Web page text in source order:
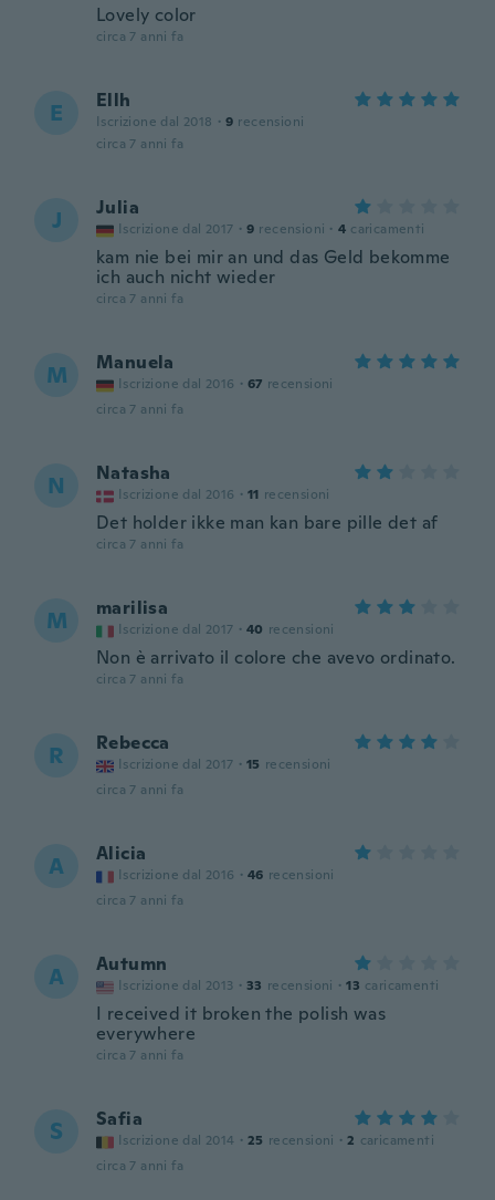
Lovely color
circa 7 anni fa
E Ellh
Iscrizione dal 2018 · 9 recensioni
circa 7 anni fa
J Julia
Iscrizione dal 2017 · 9 recensioni · 4 caricamenti
kam nie bei mir an und das Geld bekomme
ich auch nicht wieder
circa 7 anni fa
M Manuela
Iscrizione dal 2016 · 67 recensioni
circa 7 anni fa
N Natasha
Iscrizione dal 2016 · 11 recensioni
Det holder ikke man kan bare pille det af
circa 7 anni fa
M marilisa
Iscrizione dal 2017 · 40 recensioni
Non è arrivato il colore che avevo ordinato.
circa 7 anni fa
R Rebecca
Iscrizione dal 2017 · 15 recensioni
circa 7 anni fa
A Alicia
Iscrizione dal 2016 · 46 recensioni
circa 7 anni fa
A Autumn
Iscrizione dal 2013 · 33 recensioni · 13 caricamenti
I received it broken the polish was
everywhere
circa 7 anni fa
S Safia
Iscrizione dal 2014 · 25 recensioni · 2 caricamenti
circa 7 anni fa